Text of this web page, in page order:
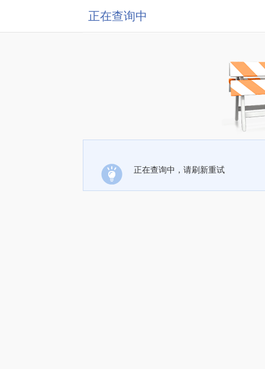
正在查询中
正在查询中，请刷新重试